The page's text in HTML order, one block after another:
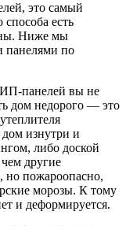
это самый
есть
Ниже мы
панелями по
панелей вы не
дом недорого — это
изнутри и
либо доской
другие
но пожароопасно,
морозы. К тому
и деформируется.